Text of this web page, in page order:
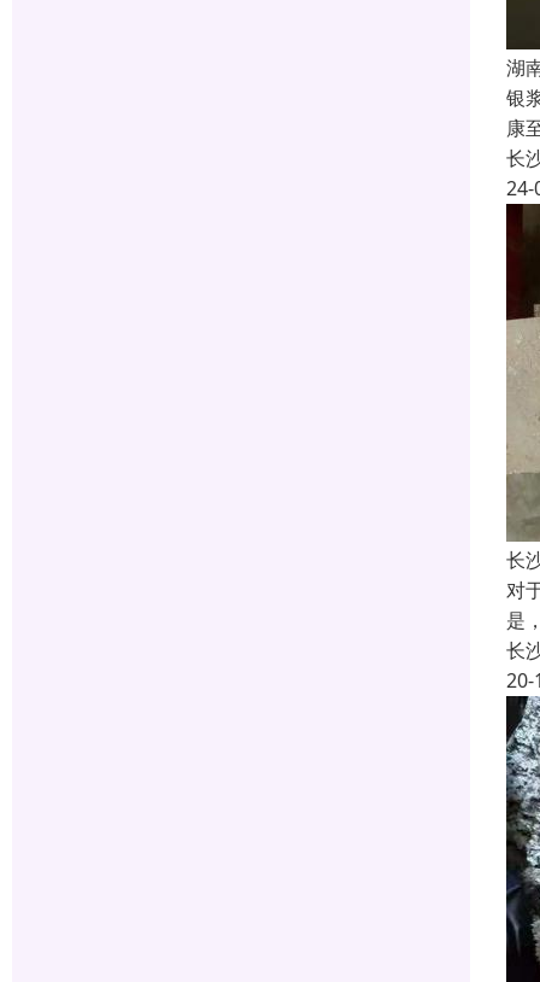
湖
银
康
长
24-
长
对
是
长
20-